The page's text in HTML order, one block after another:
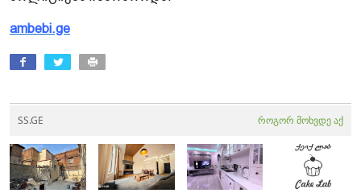
ambebi.ge
SS.GE როგორ მოხვდე აქ